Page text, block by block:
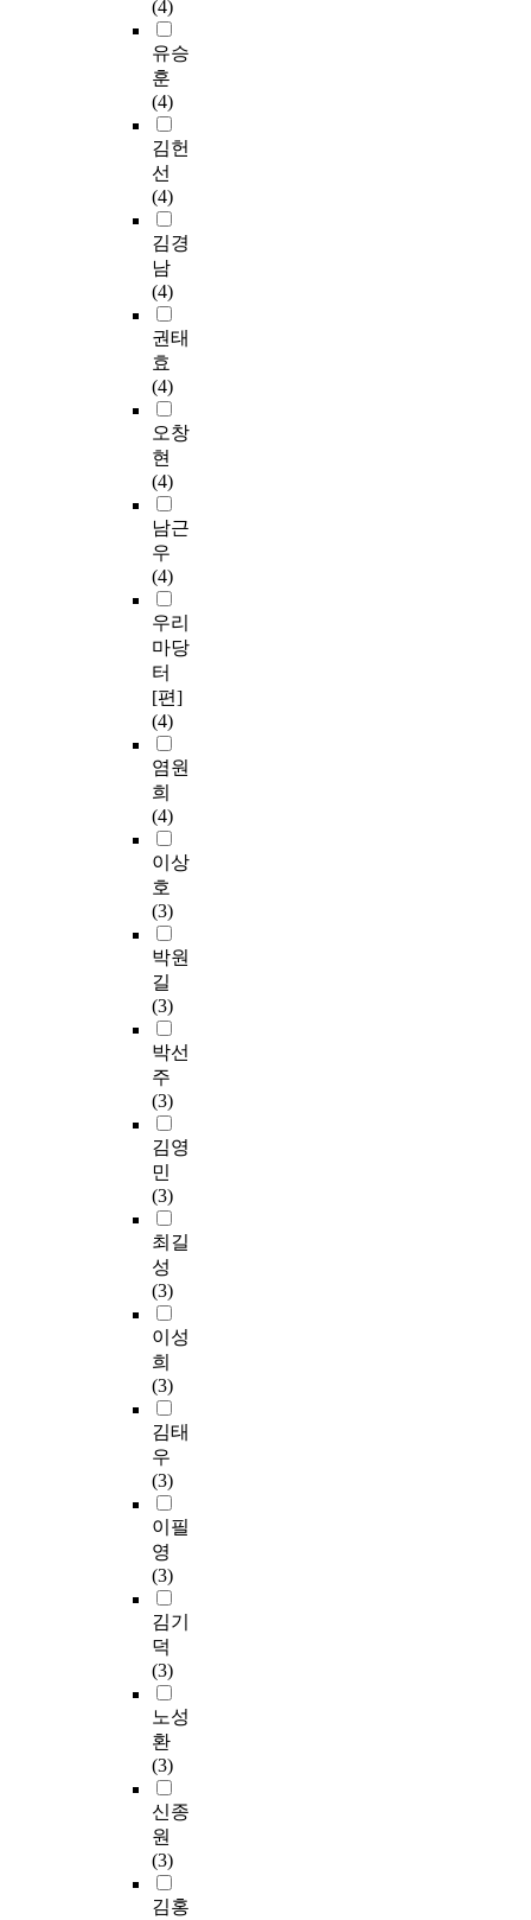
(4)
유승
훈
(4)
김헌
선
(4)
김경
남
(4)
권태
효
(4)
오창
현
(4)
남근
우
(4)
우리
마당
터
[편]
(4)
염원
희
(4)
이상
호
(3)
박원
길
(3)
박선
주
(3)
김영
민
(3)
최길
성
(3)
이성
희
(3)
김태
우
(3)
이필
영
(3)
김기
덕
(3)
노성
환
(3)
신종
원
(3)
김홍